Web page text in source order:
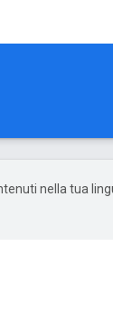
nella tua